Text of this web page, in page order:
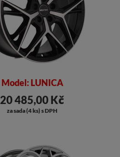
Model: LUNICA
20 485,00 Kč
za sada (4 ks) s DPH